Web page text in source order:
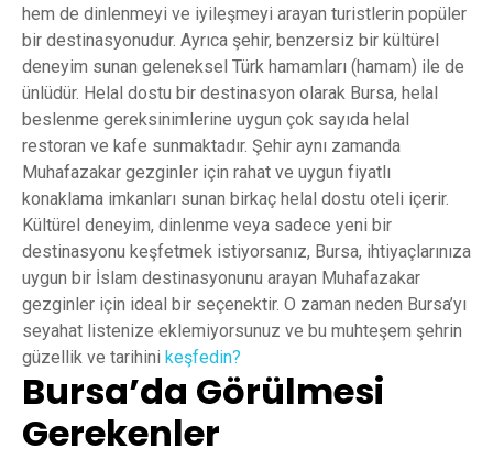
hem de dinlenmeyi ve iyileşmeyi arayan turistlerin popüler
bir destinasyonudur. Ayrıca şehir, benzersiz bir kültürel
deneyim sunan geleneksel Türk hamamları (hamam) ile de
ünlüdür. Helal dostu bir destinasyon olarak Bursa, helal
beslenme gereksinimlerine uygun çok sayıda helal
restoran ve kafe sunmaktadır. Şehir aynı zamanda
Muhafazakar gezginler için rahat ve uygun fiyatlı
konaklama imkanları sunan birkaç helal dostu oteli içerir.
Kültürel deneyim, dinlenme veya sadece yeni bir
destinasyonu keşfetmek istiyorsanız, Bursa, ihtiyaçlarınıza
uygun bir İslam destinasyonunu arayan Muhafazakar
gezginler için ideal bir seçenektir. O zaman neden Bursa’yı
seyahat listenize eklemiyorsunuz ve bu muhteşem şehrin
güzellik ve tarihini keşfedin?
Bursa’da Görülmesi
Gerekenler